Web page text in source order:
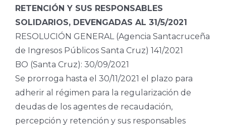
RETENCIÓN Y SUS RESPONSABLES
SOLIDARIOS, DEVENGADAS AL 31/5/2021
RESOLUCIÓN GENERAL (Agencia Santacruceña
de Ingresos Públicos Santa Cruz) 141/2021
BO (Santa Cruz): 30/09/2021
Se prorroga hasta el 30/11/2021 el plazo para
adherir al régimen para la regularización de
deudas de los agentes de recaudación,
percepción y retención y sus responsables